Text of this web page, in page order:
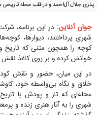
پدری جلال آل‌احمد و در قلب محله تاریخی
جوان آنلاین: در این برنامه،
شهری پرداختند، دیوارها،
کوچه را همچون متنی که تاریخ
خوانش کرده و بر روی کاغذ نقش
در این میان، حضور و نقش
خلاق و نگاه بی‌واسطه خود،
محله‌ای که تار و پودش با
شهری را به آثار هنری زنده و